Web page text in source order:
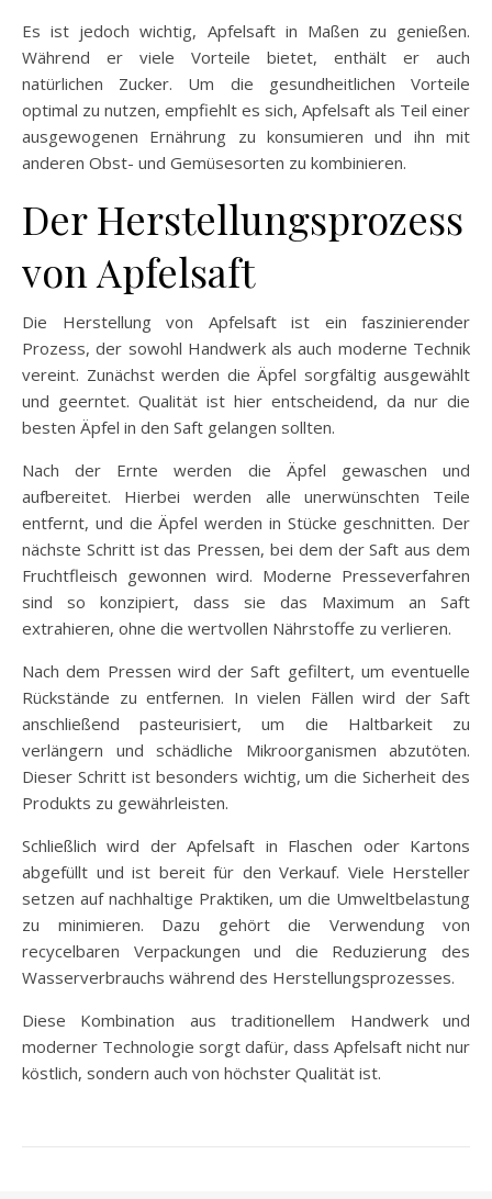
Es ist jedoch wichtig, Apfelsaft in Maßen zu genießen.
Während er viele Vorteile bietet, enthält er auch
natürlichen Zucker. Um die gesundheitlichen Vorteile
optimal zu nutzen, empfiehlt es sich, Apfelsaft als Teil einer
ausgewogenen Ernährung zu konsumieren und ihn mit
anderen Obst- und Gemüsesorten zu kombinieren.
Der Herstellungsprozess
von Apfelsaft
Die Herstellung von Apfelsaft ist ein faszinierender
Prozess, der sowohl Handwerk als auch moderne Technik
vereint. Zunächst werden die Äpfel sorgfältig ausgewählt
und geerntet. Qualität ist hier entscheidend, da nur die
besten Äpfel in den Saft gelangen sollten.
Nach der Ernte werden die Äpfel gewaschen und
aufbereitet. Hierbei werden alle unerwünschten Teile
entfernt, und die Äpfel werden in Stücke geschnitten. Der
nächste Schritt ist das Pressen, bei dem der Saft aus dem
Fruchtfleisch gewonnen wird. Moderne Presseverfahren
sind so konzipiert, dass sie das Maximum an Saft
extrahieren, ohne die wertvollen Nährstoffe zu verlieren.
Nach dem Pressen wird der Saft gefiltert, um eventuelle
Rückstände zu entfernen. In vielen Fällen wird der Saft
anschließend pasteurisiert, um die Haltbarkeit zu
verlängern und schädliche Mikroorganismen abzutöten.
Dieser Schritt ist besonders wichtig, um die Sicherheit des
Produkts zu gewährleisten.
Schließlich wird der Apfelsaft in Flaschen oder Kartons
abgefüllt und ist bereit für den Verkauf. Viele Hersteller
setzen auf nachhaltige Praktiken, um die Umweltbelastung
zu minimieren. Dazu gehört die Verwendung von
recycelbaren Verpackungen und die Reduzierung des
Wasserverbrauchs während des Herstellungsprozesses.
Diese Kombination aus traditionellem Handwerk und
moderner Technologie sorgt dafür, dass Apfelsaft nicht nur
köstlich, sondern auch von höchster Qualität ist.